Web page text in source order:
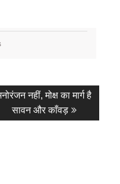
post:
नहीं, मोक्ष का मार्ग है
सावन और काँवड़